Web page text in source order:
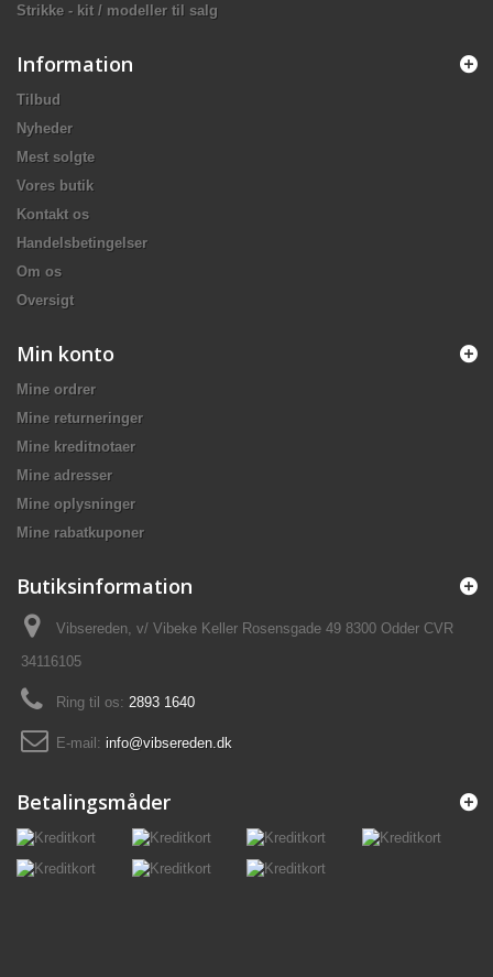
Strikke - kit / modeller til salg
Information
Tilbud
Nyheder
Mest solgte
Vores butik
Kontakt os
Handelsbetingelser
Om os
Oversigt
Min konto
Mine ordrer
Mine returneringer
Mine kreditnotaer
Mine adresser
Mine oplysninger
Mine rabatkuponer
Butiksinformation
Vibsereden, v/ Vibeke Keller Rosensgade 49 8300 Odder CVR
34116105
Ring til os: 2893 1640
E-mail: info@vibsereden.dk
Betalingsmåder